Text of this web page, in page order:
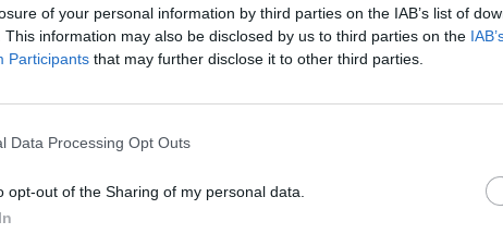
of your personal information by third parties on the IAB’s list of
This information may also be disclosed by us to third parties on the
Participants that may further disclose it to other third parties.
Data Processing Opt Outs
opt-out of the Sharing of my personal data.
ale nigdy nie był tak dobry
Samsung Galaxy Z Fold8 Ultra to bardzo nudna nowość, a
jako składany smartfon, trudno o coś bardziej dopracowanego.